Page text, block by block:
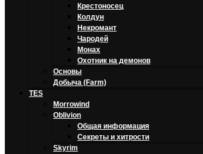
Крестоносец
Колдун
Некромант
Чародей
Монах
Охотник на демонов
Основы
Добыча (Farm)
TES
Morrowind
Oblivion
Общая информация
Секреты и хитрости
Skyrim